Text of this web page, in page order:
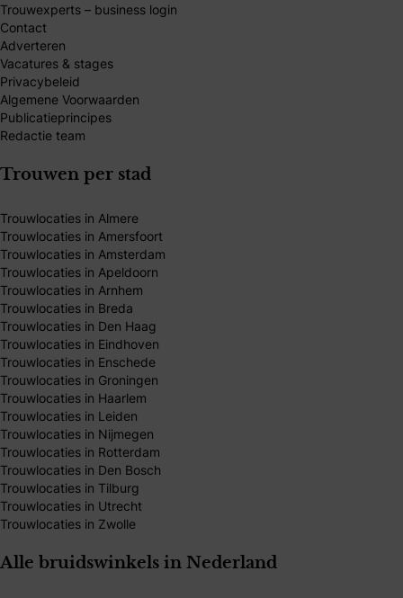
Trouwexperts – business login
Contact
Adverteren
Vacatures & stages
Privacybeleid
Algemene Voorwaarden
Publicatieprincipes
Redactie team
Trouwen per stad
Trouwlocaties in Almere
Trouwlocaties in Amersfoort
Trouwlocaties in Amsterdam
Trouwlocaties in Apeldoorn
Trouwlocaties in Arnhem
Trouwlocaties in Breda
Trouwlocaties in Den Haag
Trouwlocaties in Eindhoven
Trouwlocaties in Enschede
Trouwlocaties in Groningen
Trouwlocaties in Haarlem
Trouwlocaties in Leiden
Trouwlocaties in Nijmegen
Trouwlocaties in Rotterdam
Trouwlocaties in Den Bosch
Trouwlocaties in Tilburg
Trouwlocaties in Utrecht
Trouwlocaties in Zwolle
Alle bruidswinkels in Nederland